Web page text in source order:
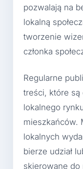
pozwalają na
lokalną
tworzenie
członka
Regularne
treści, które
lokalnego
mieszkańców.
lokalnych
bierze udział
skierowane do